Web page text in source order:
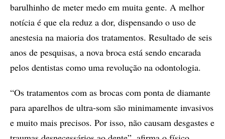
barulhinho de meter medo em muita gente. A melhor
notícia é que ela reduz a dor, dispensando o uso de
anestesia na maioria dos tratamentos. Resultado de seis
anos de pesquisas, a nova broca está sendo encarada
pelos dentistas como uma revolução na odontologia.
“Os tratamentos com as brocas com ponta de diamante
para aparelhos de ultra-som são minimamente invasivos
e muito mais precisos. Por isso, não causam desgastes e